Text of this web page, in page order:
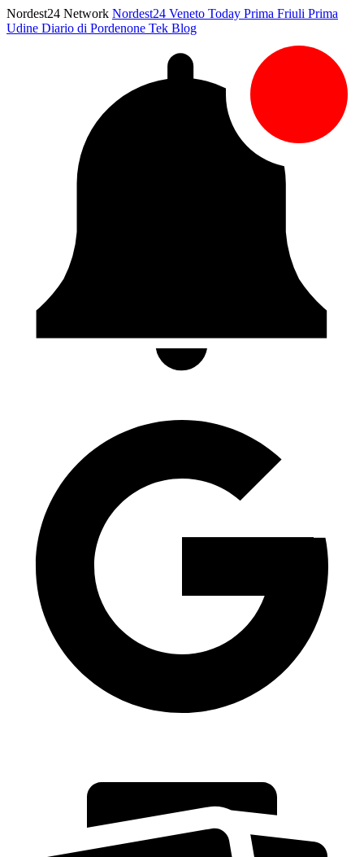
Nordest24 Network Nordest24 Veneto Today Prima Friuli Prima
Udine Diario di Pordenone Tek Blog